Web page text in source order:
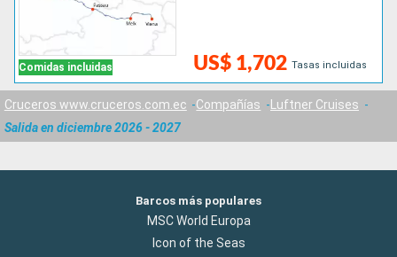
Comidas incluidas US$ 1,702 Tasas incluidas
Cruceros www.cruceros.com.ec Compañías
Luftner Cruises
Salida en diciembre 2026 - 2027
Barcos más populares
MSC World Europa
Icon of the Seas